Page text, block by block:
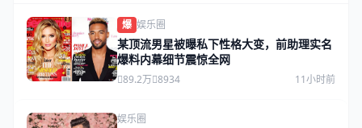
爆 娱乐圈
某顶流男星被曝私下性格大变，前助理实名
爆料内幕细节震惊全网
89.2万 8934 11小时前
娱乐圈